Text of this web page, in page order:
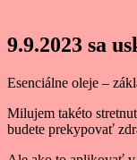
9.9.2023 sa
Esenciálne oleje –
Milujem takéto
budete prekypovať